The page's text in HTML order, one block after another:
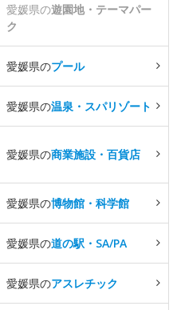
愛媛県の遊園地・テーマパー
ク
愛媛県のプール
愛媛県の温泉・スパリゾート
愛媛県の商業施設・百貨店
愛媛県の博物館・科学館
愛媛県の道の駅・SA/PA
愛媛県のアスレチック